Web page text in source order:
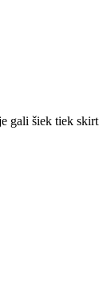
gali šiek tiek